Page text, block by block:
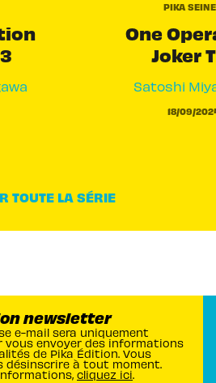
PIKA
One
Joker
Satoshi
18/09/
TOUTE LA SÉRIE
newsletter
e-mail sera uniquement
vous envoyer des informations
de Pika Édition. Vous
désinscrire à tout moment.
cliquez ici.